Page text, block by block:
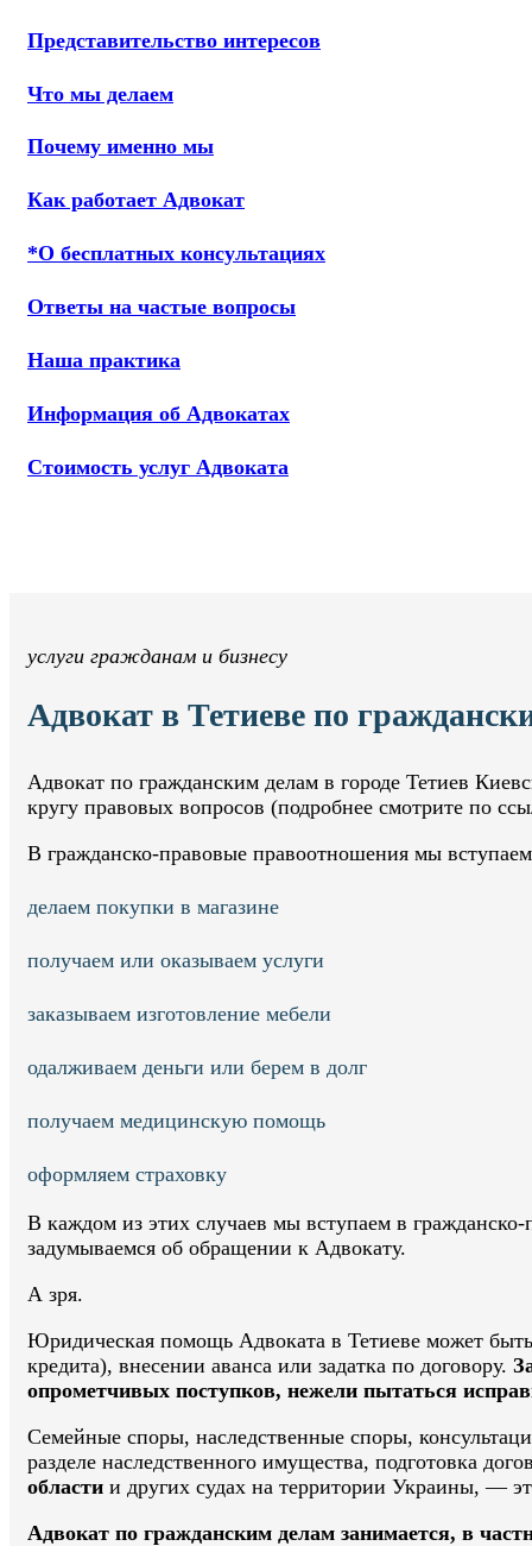
Представительство интересов
Что мы делаем
Почему именно мы
Как работает Адвокат
*О бесплатных консультациях
Ответы на частые вопросы
Наша практика
Информация об Адвокатах
Стоимость услуг Адвоката
услуги гражданам и бизнесу
Адвокат в Тетиеве по
Адвокат по гражданским делам в городе Тетиев
кругу правовых вопросов (подробнее смотрите по
В гражданско-правовые правоотношения мы
делаем покупки в магазине
получаем или оказываем услуги
заказываем изготовление мебели
одалживаем деньги или берем в долг
получаем медицинскую помощь
оформляем страховку
В каждом из этих случаев мы вступаем в
задумываемся об обращении к Адвокату.
А зря.
Юридическая помощь Адвоката в Тетиеве может
кредита), внесении аванса или задатка по договору.
опрометчивых поступков, нежели пытаться
Семейные споры, наследственные споры,
разделе наследственного имущества, подготовка
области и других судах на территории Украины, —
Адвокат по гражданским делам занимается, в